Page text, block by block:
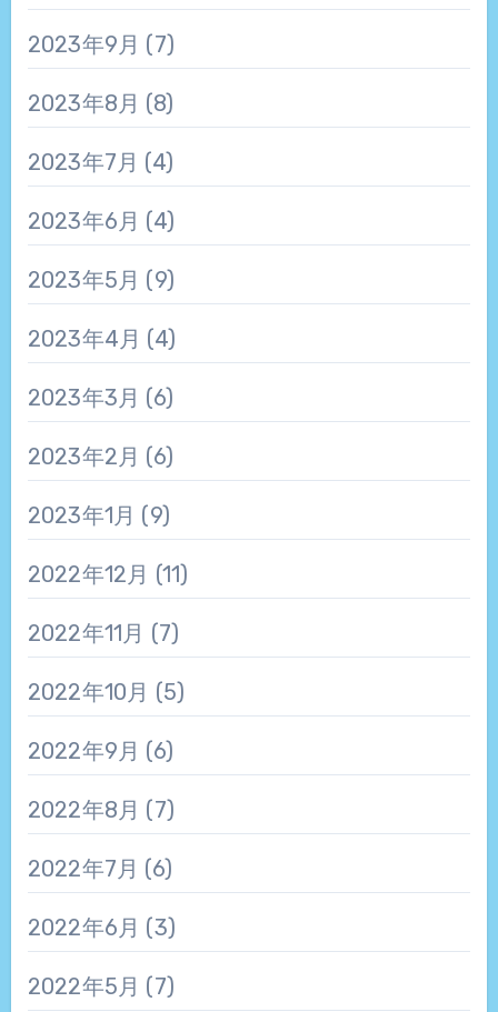
2023年9月 (7)
2023年8月 (8)
2023年7月 (4)
2023年6月 (4)
2023年5月 (9)
2023年4月 (4)
2023年3月 (6)
2023年2月 (6)
2023年1月 (9)
2022年12月 (11)
2022年11月 (7)
2022年10月 (5)
2022年9月 (6)
2022年8月 (7)
2022年7月 (6)
2022年6月 (3)
2022年5月 (7)